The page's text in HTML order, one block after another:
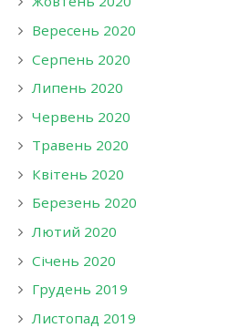
Вересень 2020
Серпень 2020
Липень 2020
Червень 2020
Травень 2020
Квітень 2020
Березень 2020
Лютий 2020
Січень 2020
Грудень 2019
Листопад 2019